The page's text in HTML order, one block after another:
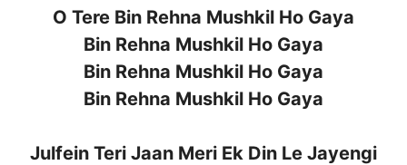
O Tere Bin Rehna Mushkil Ho Gaya
Bin Rehna Mushkil Ho Gaya
Bin Rehna Mushkil Ho Gaya
Bin Rehna Mushkil Ho Gaya
Julfein Teri Jaan Meri Ek Din Le Jayengi